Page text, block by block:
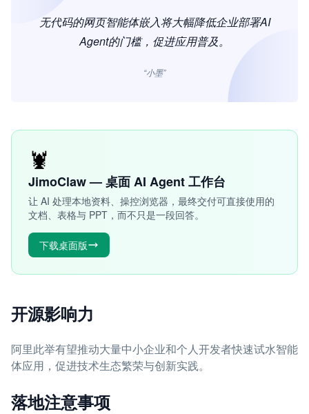
无代码的网页智能体嵌入将大幅降低企业部署AI
Agent的门槛，促进应用普及。
“小墨”
🦞
JimoClaw — 桌面 AI Agent 工作台
让 AI 处理本地资料、操控浏览器，最终交付可直接使用的
文档、表格与 PPT，而不只是一段回答。
下载桌面版
开源影响力
阿里此举有望推动大量中小企业和个人开发者快速试水智能
体应用，促进技术生态繁荣与创新实践。
落地注意事项